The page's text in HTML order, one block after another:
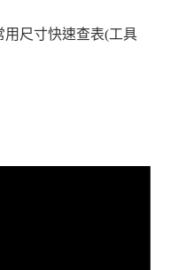
尺寸快速查表(工具